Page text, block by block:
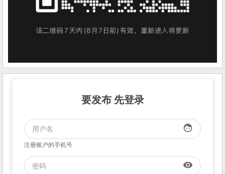
要发布 先登录
face
注册账户的手机号
visibility